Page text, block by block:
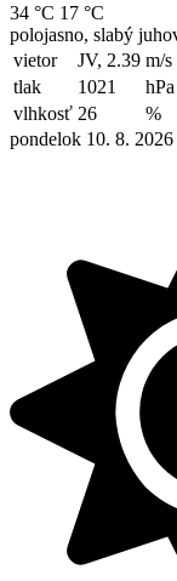
34 °C 17 °C
polojasno, slabý
vietor
JV, 2.39 m/s
tlak
1021
hPa
vlhkosť 26
%
pondelok 10. 8. 2026